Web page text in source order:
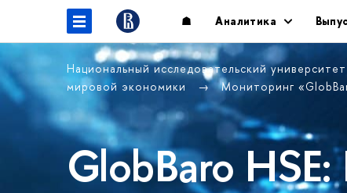
☗ Аналитика
Национальный исследовательский
мировой экономики
Мониторинг
GlobBaro